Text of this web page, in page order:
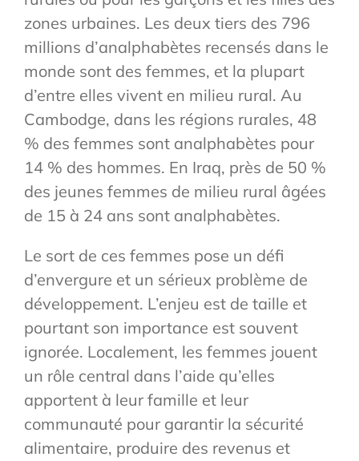
zones urbaines. Les deux tiers des 796
millions d’analphabètes recensés dans le
monde sont des femmes, et la plupart
d’entre elles vivent en milieu rural. Au
Cambodge, dans les régions rurales, 48
% des femmes sont analphabètes pour
14 % des hommes. En Iraq, près de 50 %
des jeunes femmes de milieu rural âgées
de 15 à 24 ans sont analphabètes.
Le sort de ces femmes pose un défi
d’envergure et un sérieux problème de
développement. L’enjeu est de taille et
pourtant son importance est souvent
ignorée. Localement, les femmes jouent
un rôle central dans l’aide qu’elles
apportent à leur famille et leur
communauté pour garantir la sécurité
alimentaire, produire des revenus et